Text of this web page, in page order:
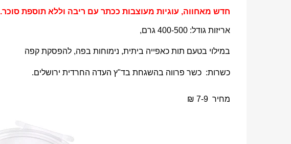
חדש מאחווה, עוגיות מעוצבות ככתר עם ריבה וללא תוספת סוכר.
אריזות גודל: 400-500 גרם,
במילוי בטעם תות כאפייה ביתית, נימוחות בפה, להפסקת קפה
כשרות:כשר פרווה בהשגחת בד"ץ העדה החרדית ירושלים.
מחיר 7-9 ₪